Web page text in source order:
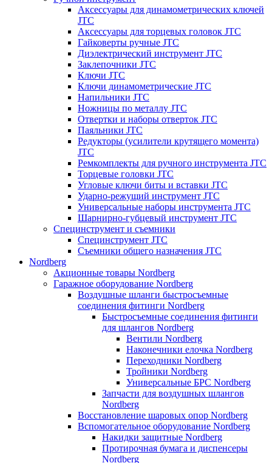
Аксессуары для динамометрических ключей
JTC
Аксессуары для торцевых головок JTC
Гайковерты ручные JTC
Диэлектрический инструмент JTC
Заклепочники JTC
Ключи JTC
Ключи динамометрические JTC
Напильники JTC
Ножницы по металлу JTC
Отвертки и наборы отверток JTC
Паяльники JTC
Редукторы (усилители крутящего момента)
JTC
Ремкомплекты для ручного инструмента JTC
Торцевые головки JTC
Угловые ключи биты и вставки JTC
Ударно-режущий инструмент JTC
Универсальные наборы инструмента JTC
Шарнирно-губцевый инструмент JTC
Специнструмент и съемники
Специнструмент JTC
Съемники общего назначения JTC
Nordberg
Акционные товары Nordberg
Гаражное оборудование Nordberg
Воздушные шланги быстросъемные
соединения фитинги Nordberg
Быстросъемные соединения фитинги
для шлангов Nordberg
Вентили Nordberg
Наконечники елочка Nordberg
Переходники Nordberg
Тройники Nordberg
Универсальные БРС Nordberg
Запчасти для воздушных шлангов
Nordberg
Восстановление шаровых опор Nordberg
Вспомогательное оборудование Nordberg
Накидки защитные Nordberg
Протирочная бумага и диспенсеры
Nordberg